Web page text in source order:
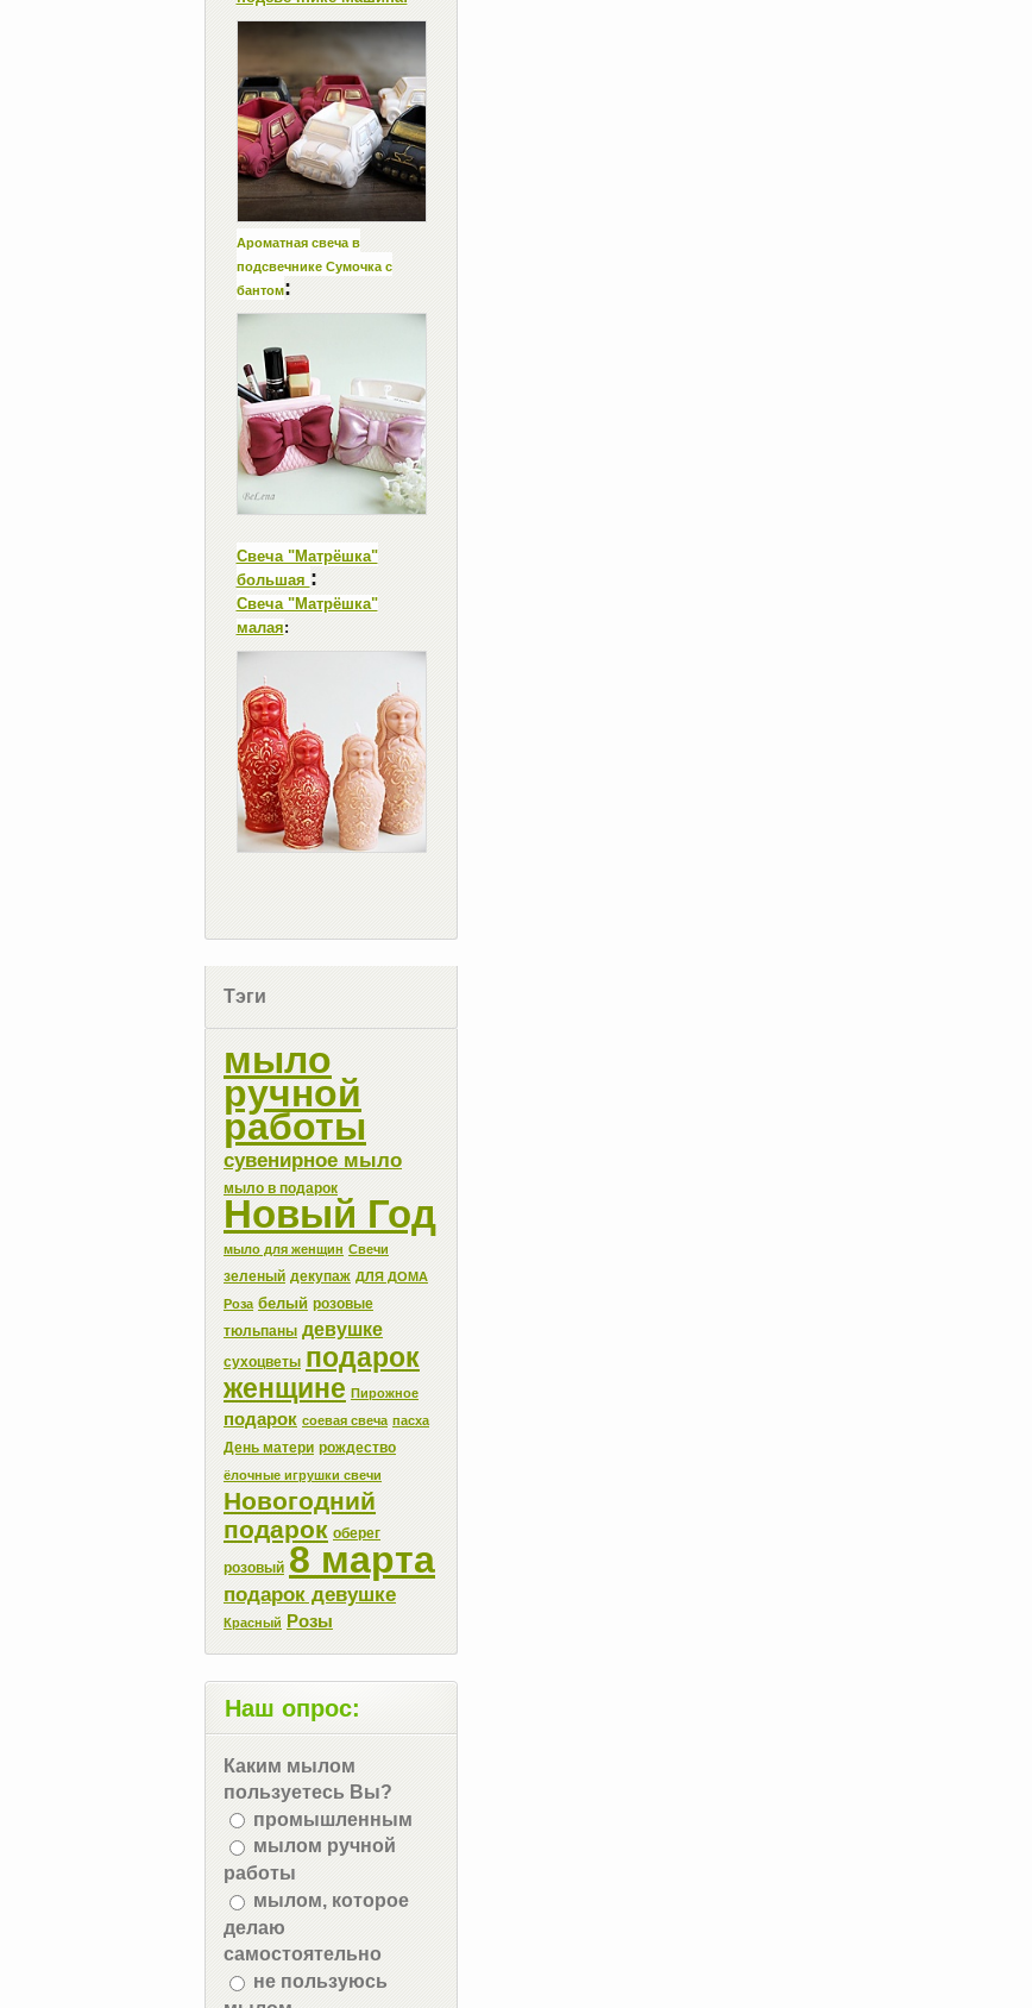
Ароматная свеча в
подсвечнике Сумочка с
бантом:
Свеча "Матрёшка"
большая :
Свеча "Матрёшка"
малая:
Тэги
мыло
ручной
работы
сувенирное мыло
мыло в подарок
Новый Год
мыло для женщин Свечи
зеленый декупаж ДЛЯ ДОМА
Роза белый розовые
тюльпаны девушке
сухоцветы подарок
женщине Пирожное
подарок соевая свеча пасха
День матери рождество
ёлочные игрушки свечи
Новогодний
подарок оберег
розовый 8 марта
подарок девушке
Красный Розы
Наш опрос:
Каким мылом
пользуетесь Вы?
промышленным
мылом ручной
работы
мылом, которое
делаю
самостоятельно
не пользуюсь